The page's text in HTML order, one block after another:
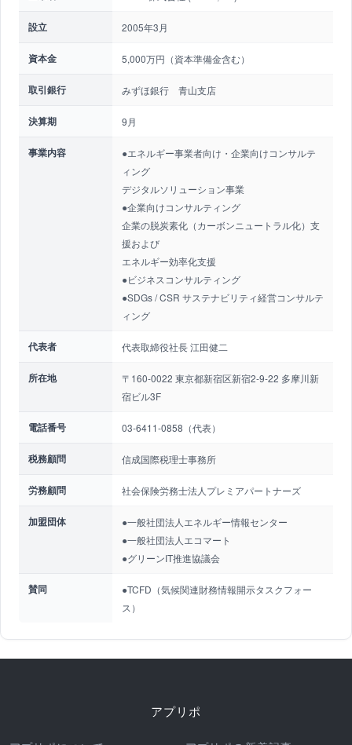
設立 2005年3月
資本金 5,000万円（資本準備金含む）
取引銀行 みずほ銀行 青山支店
決算期 9月
事業内容
●エネルギー事業者向け・企業向けコンサルテ
ィング
デジタルソリューション事業
●企業向けコンサルティング
企業の脱炭素化（カーボンニュートラル化）支
援および
エネルギー効率化支援
●ビジネスコンサルティング
●SDGs / CSR サステナビリティ経営コンサルテ
ィング
代表者 代表取締役社長 江田健二
所在地
〒160-0022 東京都新宿区新宿2-9-22 多摩川新
宿ビル3F
電話番号 03-6411-0858（代表）
税務顧問 信成国際税理士事務所
労務顧問 社会保険労務士法人プレミアパートナーズ
加盟団体
●一般社団法人エネルギー情報センター
●一般社団法人エコマート
●グリーンIT推進協議会
賛同
●TCFD（気候関連財務情報開示タスクフォー
ス）
アプリポ